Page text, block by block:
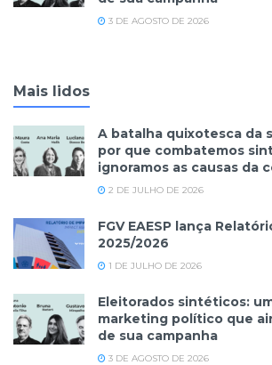
3 DE AGOSTO DE 2026
Mais lidos
A batalha quixotesca da
por que combatemos
ignoramos as causas da
2 DE JULHO DE 2026
FGV EAESP lança
2025/2026
1 DE JULHO DE 2026
Eleitorados sintéticos:
marketing político que
de sua campanha
3 DE AGOSTO DE 2026